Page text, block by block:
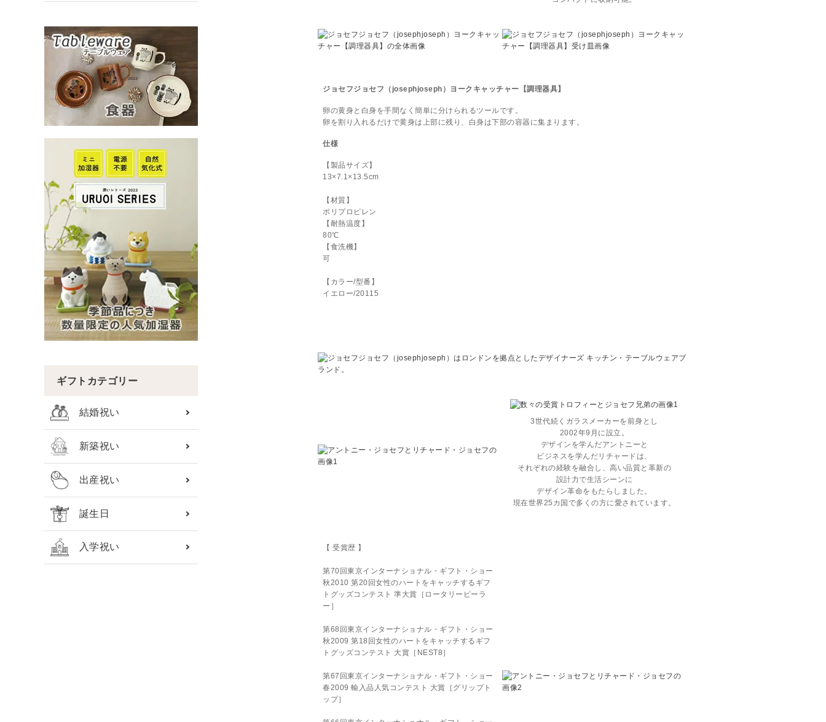
ギフトカテゴリー
結婚祝い
新築祝い
出産祝い
誕生日
入学祝い
ジョセフジョセフ（josephjoseph）ヨークキャッチャー【調理器具】
卵の黄身と白身を手間なく簡単に分けられるツールです。
卵を割り入れるだけで黄身は上部に残り、白身は下部の容器に集まります。
仕様
【製品サイズ】
13×7.1×13.5cm
【材質】
ポリプロピレン
【耐熱温度】
80℃
【食洗機】
可
【カラー/型番】
イエロー/20115
3世代続くガラスメーカーを前身とし
2002年9月に設立。
デザインを学んだアントニーと
ビジネスを学んだリチャードは、
それぞれの経験を融合し、高い品質と革新の
設計力で生活シーンに
デザイン革命をもたらしました。
現在世界25カ国で多くの方に愛されています。
【 受賞歴 】
第70回東京インターナショナル・ギフト・ショー
秋2010 第20回女性のハートをキャッチするギフ
トグッズコンテスト 準大賞［ロータリーピーラ
ー］
第68回東京インターナショナル・ギフト・ショー
秋2009 第18回女性のハートをキャッチするギフ
トグッズコンテスト 大賞［NEST8］
第67回東京インターナショナル・ギフト・ショー
春2009 輸入品人気コンテスト 大賞［グリップト
ップ］